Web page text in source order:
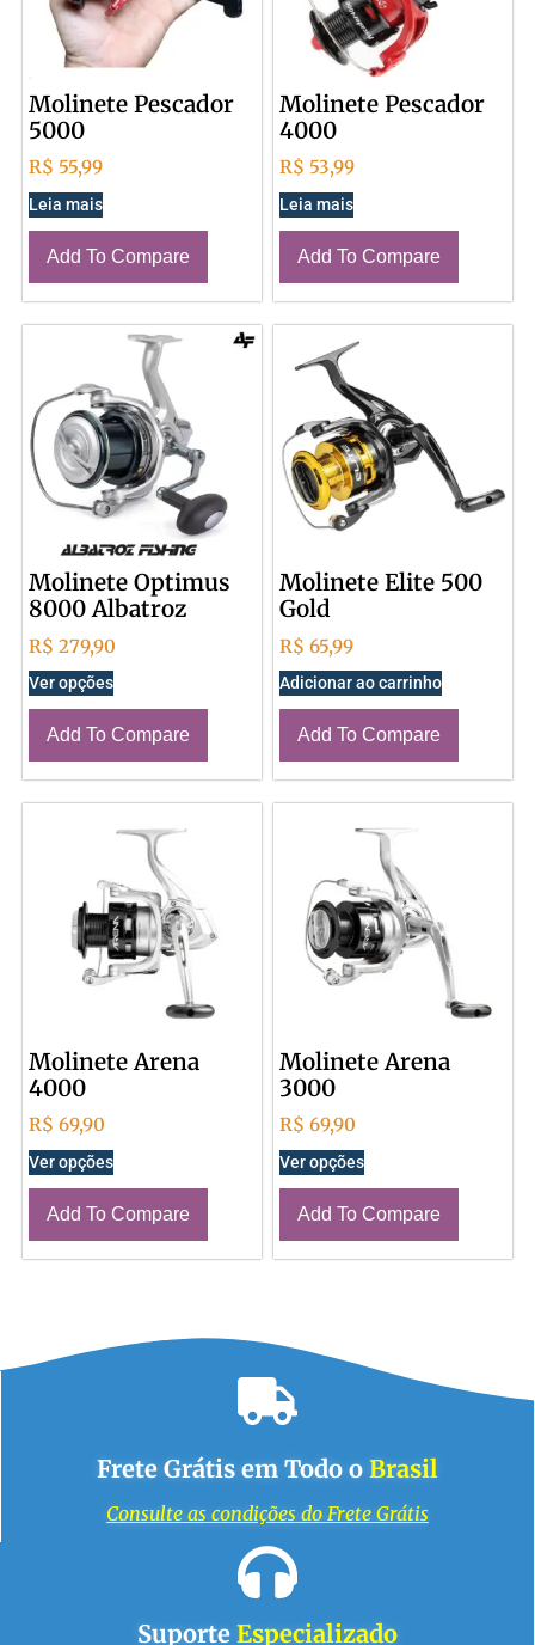
Molinete Pescador
5000
R$ 55,99
Leia mais
Add To Compare
Molinete Pescador
4000
R$ 53,99
Leia mais
Add To Compare
Molinete Optimus
8000 Albatroz
R$ 279,90
Ver opções
Add To Compare
Molinete Elite 500
Gold
R$ 65,99
Adicionar ao carrinho
Add To Compare
Molinete Arena
4000
R$ 69,90
Ver opções
Add To Compare
Molinete Arena
3000
R$ 69,90
Ver opções
Add To Compare
Frete Grátis em Todo o Brasil
Consulte as condições do Frete Grátis
Suporte Especializado